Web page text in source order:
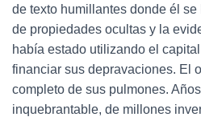
de texto humillantes donde él
de propiedades ocultas y la
había estado utilizando el
financiar sus depravaciones. El
completo de sus pulmones.
inquebrantable, de millones